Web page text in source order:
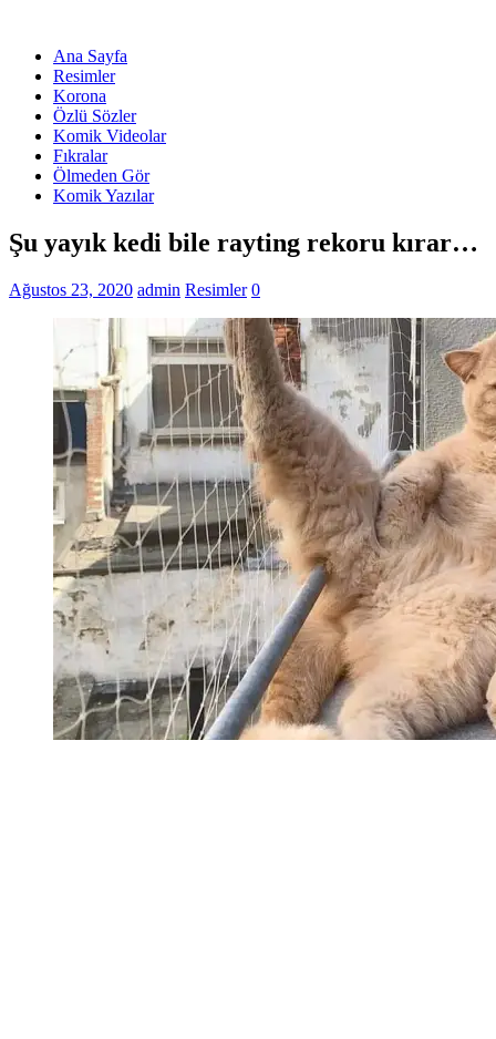
Ana Sayfa
Resimler
Korona
Özlü Sözler
Komik Videolar
Fıkralar
Ölmeden Gör
Komik Yazılar
Şu yayık kedi bile rayting rekoru kırar…
Ağustos 23, 2020 admin Resimler 0